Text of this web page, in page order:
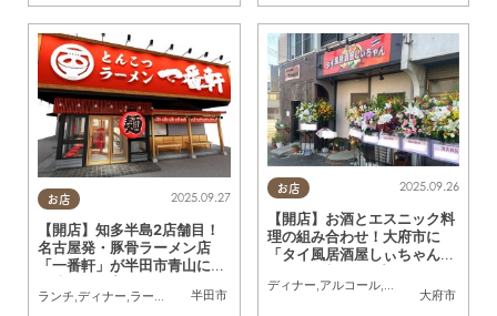
お店
半田市
2025.09.27
【開店】知多半島2店舗目！
名古屋発・豚骨ラーメン店
「一番軒」が半田市青山に9/
ランチ,ディナー,ラーメン 開店,家族 おひとりさま 友人
お店
大府市
2025.09.26
【開店】お酒とエスニック料
理の組み合わせ！大府市に
「タイ風居酒屋しぃちゃん」
が7/30(水)オープン
ディナー,アルコール,開店